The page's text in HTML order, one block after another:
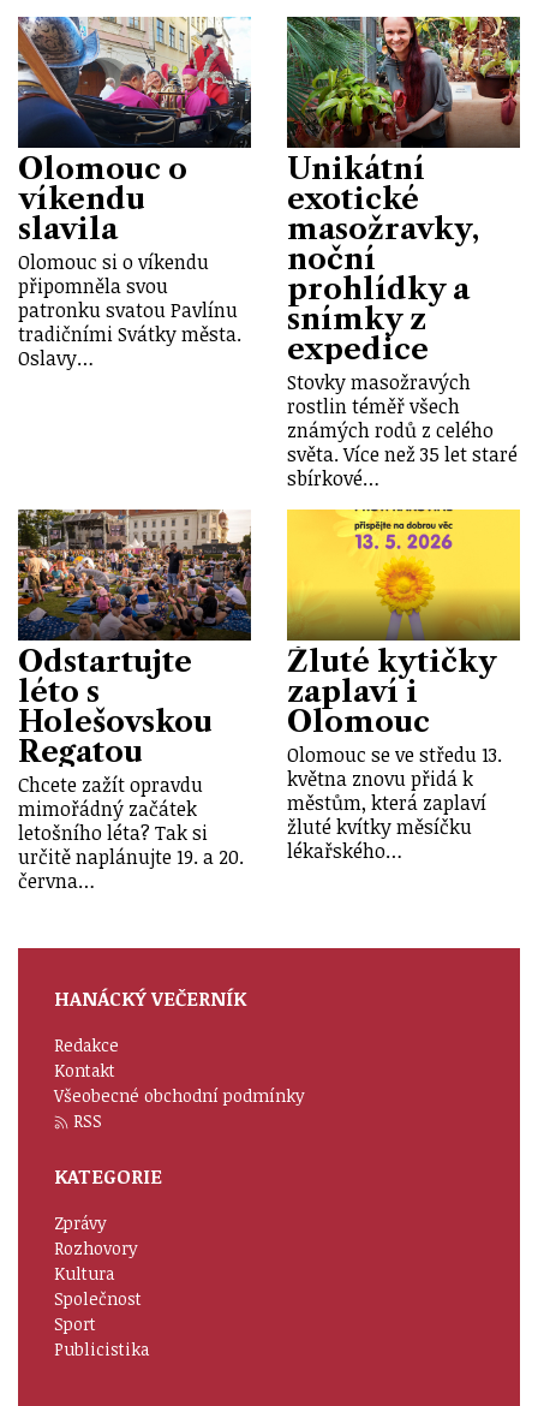
Olomouc o
víkendu
slavila
Olomouc si o víkendu
připomněla svou
patronku svatou Pavlínu
tradičními Svátky města.
Oslavy…
Unikátní
exotické
masožravky,
noční
prohlídky a
snímky z
expedice
Stovky masožravých
rostlin téměř všech
známých rodů z celého
světa. Více než 35 let staré
sbírkové…
Odstartujte
léto s
Holešovskou
Regatou
Chcete zažít opravdu
mimořádný začátek
letošního léta? Tak si
určitě naplánujte 19. a 20.
června…
Žluté kytičky
zaplaví i
Olomouc
Olomouc se ve středu 13.
května znovu přidá k
městům, která zaplaví
žluté kvítky měsíčku
lékařského…
HANÁCKÝ VEČERNÍK
Redakce
Kontakt
Všeobecné obchodní podmínky
RSS
KATEGORIE
Zprávy
Rozhovory
Kultura
Společnost
Sport
Publicistika